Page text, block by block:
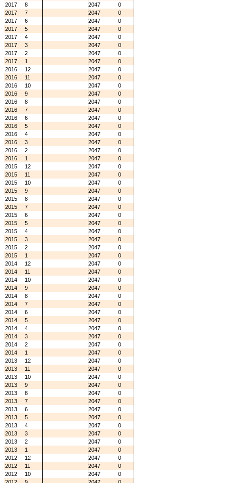
2017
8 2047
0
2017
7 2047
0
2017
6 2047
0
2017
5 2047
0
2017
4 2047
0
2017
3 2047
0
2017
2 2047
0
2017
1 2047
0
2016
12 2047
0
2016
11 2047
0
2016
10 2047
0
2016
9 2047
0
2016
8 2047
0
2016
7 2047
0
2016
6 2047
0
2016
5 2047
0
2016
4 2047
0
2016
3 2047
0
2016
2 2047
0
2016
1 2047
0
2015
12 2047
0
2015
11 2047
0
2015
10 2047
0
2015
9 2047
0
2015
8 2047
0
2015
7 2047
0
2015
6 2047
0
2015
5 2047
0
2015
4 2047
0
2015
3 2047
0
2015
2 2047
0
2015
1 2047
0
2014
12 2047
0
2014
11 2047
0
2014
10 2047
0
2014
9 2047
0
2014
8 2047
0
2014
7 2047
0
2014
6 2047
0
2014
5 2047
0
2014
4 2047
0
2014
3 2047
0
2014
2 2047
0
2014
1 2047
0
2013
12 2047
0
2013
11 2047
0
2013
10 2047
0
2013
9 2047
0
2013
8 2047
0
2013
7 2047
0
2013
6 2047
0
2013
5 2047
0
2013
4 2047
0
2013
3 2047
0
2013
2 2047
0
2013
1 2047
0
2012
12 2047
0
2012
11 2047
0
2012
10 2047
0